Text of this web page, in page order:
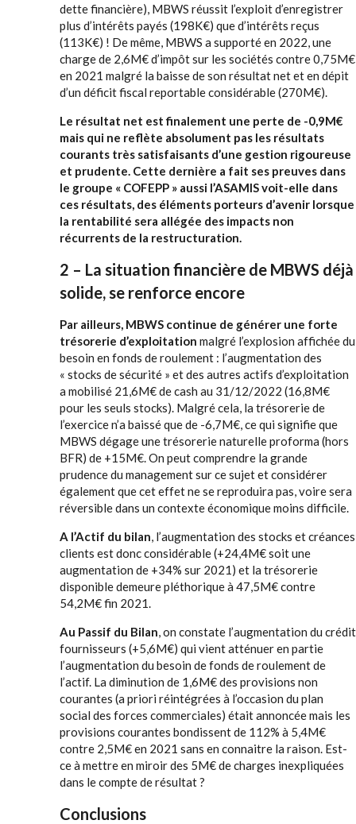
dette financière), MBWS réussit l’exploit d’enregistrer
plus d’intérêts payés (198K€) que d’intérêts reçus
(113K€) ! De même, MBWS a supporté en 2022, une
charge de 2,6M€ d’impôt sur les sociétés contre 0,75M€
en 2021 malgré la baisse de son résultat net et en dépit
d’un déficit fiscal reportable considérable (270M€).
Le résultat net est finalement une perte de -0,9M€
mais qui ne reflète absolument pas les résultats
courants très satisfaisants d’une gestion rigoureuse
et prudente. Cette dernière a fait ses preuves dans
le groupe « COFEPP » aussi l’ASAMIS voit-elle dans
ces résultats, des éléments porteurs d’avenir lorsque
la rentabilité sera allégée des impacts non
récurrents de la restructuration.
2 – La situation financière de MBWS déjà
solide, se renforce encore
Par ailleurs, MBWS continue de générer une forte
trésorerie d’exploitation malgré l’explosion affichée du
besoin en fonds de roulement : l’augmentation des
« stocks de sécurité » et des autres actifs d’exploitation
a mobilisé 21,6M€ de cash au 31/12/2022 (16,8M€
pour les seuls stocks). Malgré cela, la trésorerie de
l’exercice n’a baissé que de -6,7M€, ce qui signifie que
MBWS dégage une trésorerie naturelle proforma (hors
BFR) de +15M€. On peut comprendre la grande
prudence du management sur ce sujet et considérer
également que cet effet ne se reproduira pas, voire sera
réversible dans un contexte économique moins difficile.
A l’Actif du bilan, l’augmentation des stocks et créances
clients est donc considérable (+24,4M€ soit une
augmentation de +34% sur 2021) et la trésorerie
disponible demeure pléthorique à 47,5M€ contre
54,2M€ fin 2021.
Au Passif du Bilan, on constate l’augmentation du crédit
fournisseurs (+5,6M€) qui vient atténuer en partie
l’augmentation du besoin de fonds de roulement de
l’actif. La diminution de 1,6M€ des provisions non
courantes (a priori réintégrées à l’occasion du plan
social des forces commerciales) était annoncée mais les
provisions courantes bondissent de 112% à 5,4M€
contre 2,5M€ en 2021 sans en connaitre la raison. Est-
ce à mettre en miroir des 5M€ de charges inexpliquées
dans le compte de résultat ?
Conclusions